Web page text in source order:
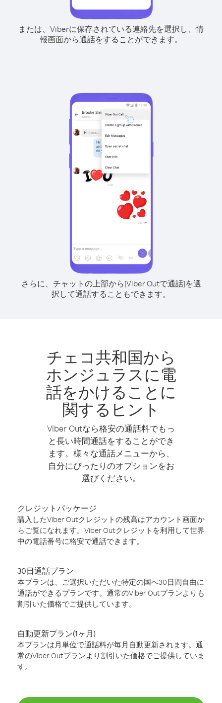
または、Viberに保存されている連絡先を選択し、情
報画面から通話をすることができます。
さらに、チャットの上部から[Viber Outで通話]を選
択して通話することもできます。
チェコ共和国から
ホンジュラスに電
話をかけることに
関するヒント
Viber Outなら格安の通話料でもっ
と長い時間通話をすることができ
ます。様々な通話メニューから、
自分にぴったりのオプションをお
選びください。
クレジットパッケージ
購入したViber Outクレジットの残高はアカウント画面か
らご覧になれます。Viber Outクレジットを利用して世界
中の電話番号に格安で通話できます。
30日通話プラン
本プランは、ご選択いただいた特定の国へ30日間自由に
通話ができるプランです。通常のViber Outプランよりも
割引いた価格でご提供しています。
自動更新プラン(1ヶ月)
本プランは月単位で通話料が毎月自動更新されます。通
常のViber Outプランより割引いた価格でご提供していま
す。